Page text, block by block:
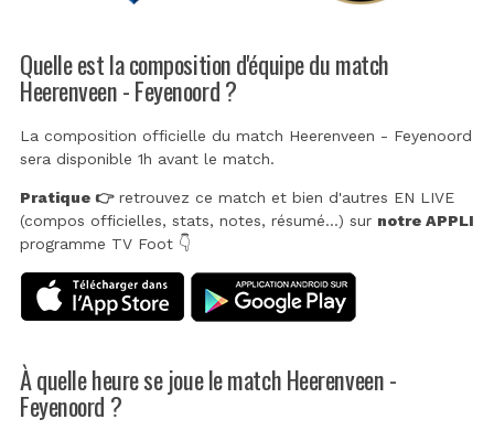
Quelle est la composition d'équipe du match
Heerenveen - Feyenoord ?
La composition officielle du match Heerenveen - Feyenoord
sera disponible 1h avant le match.
Pratique 👉retrouvez ce match et bien d'autres EN LIVE
(compos officielles, stats, notes, résumé...) sur notre APPLI
programme TV Foot 👇
À quelle heure se joue le match Heerenveen -
Feyenoord ?